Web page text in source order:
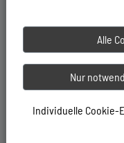
Alle
Nur
Individuelle Cookie-